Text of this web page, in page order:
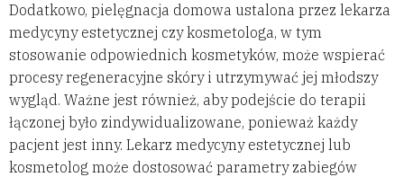
Dodatkowo, pielęgnacja domowa ustalona przez lekarza
medycyny estetycznej czy kosmetologa, w tym
stosowanie odpowiednich kosmetyków, może wspierać
procesy regeneracyjne skóry i utrzymywać jej młodszy
wygląd. Ważne jest również, aby podejście do terapii
łączonej było zindywidualizowane, ponieważ każdy
pacjent jest inny. Lekarz medycyny estetycznej lub
kosmetolog może dostosować parametry zabiegów